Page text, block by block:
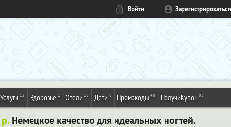
Войти Зарегистрироваться
Услуги 12 Здоровье 1 Отели 16 Дети 6 Промокоды 48 ПолучиКупон 83
р. Немецкое качество для идеальных ногтей.